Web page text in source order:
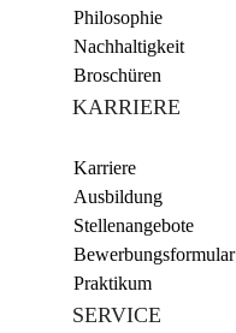
Philosophie
Nachhaltigkeit
Broschüren
KARRIERE
Karriere
Ausbildung
Stellenangebote
Bewerbungsformular
Praktikum
SERVICE